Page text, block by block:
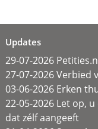
Updates
29-07-2026
27-07-2026
03-06-2026 Erken
22-05-2026 Let op,
dat zélf aangeeft